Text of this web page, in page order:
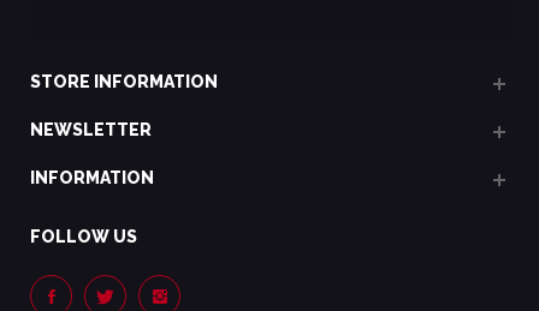
STORE INFORMATION
NEWSLETTER
INFORMATION
FOLLOW US